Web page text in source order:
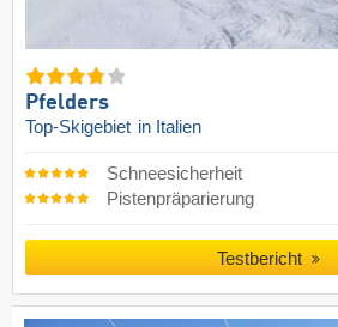
Pfelders
Top-Skigebiet in Italien
Schneesicherheit
Pistenpräparierung
Testbericht